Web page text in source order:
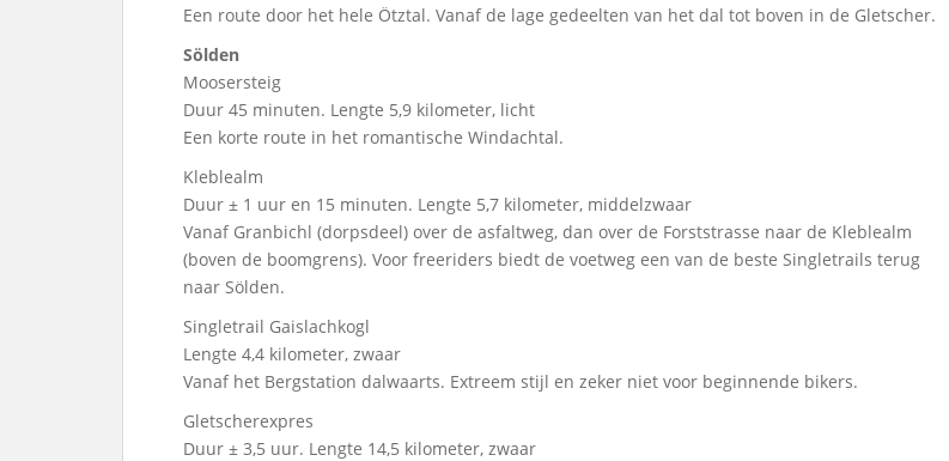
Een route door het hele Ötztal. Vanaf de lage gedeelten van het dal tot boven in de Gletscher.
Sölden
Moosersteig
Duur 45 minuten. Lengte 5,9 kilometer, licht
Een korte route in het romantische Windachtal.
Kleblealm
Duur ± 1 uur en 15 minuten. Lengte 5,7 kilometer, middelzwaar
Vanaf Granbichl (dorpsdeel) over de asfaltweg, dan over de Forststrasse naar de Kleblealm
(boven de boomgrens). Voor freeriders biedt de voetweg een van de beste Singletrails terug
naar Sölden.
Singletrail Gaislachkogl
Lengte 4,4 kilometer, zwaar
Vanaf het Bergstation dalwaarts. Extreem stijl en zeker niet voor beginnende bikers.
Gletscherexpres
Duur ± 3,5 uur. Lengte 14,5 kilometer, zwaar